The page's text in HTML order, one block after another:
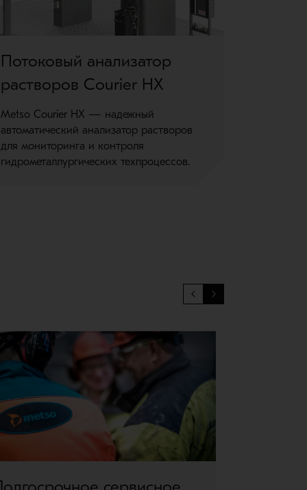
Потоковый анализатор
растворов Courier HX
Metso Courier HX — надежный
автоматический анализатор растворов
для мониторинга и контроля
гидрометаллургических техпроцессов.